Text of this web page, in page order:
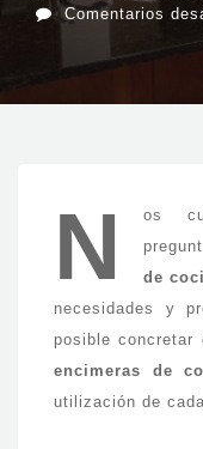
Comentarios
N
os
de
necesidades y
posible
encimeras de
utilización de